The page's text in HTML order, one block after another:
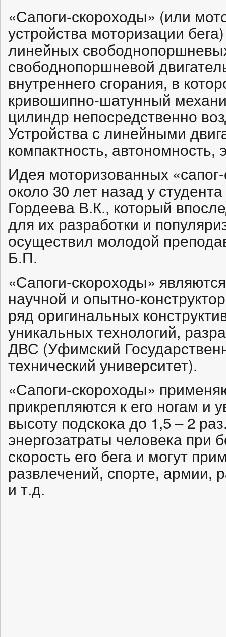
«Сапоги-скороходы» (или
устройства моторизации
линейных
свободнопоршневой
внутреннего сгорания, в
кривошипно-шатунный
цилиндр непосредственно
Устройства с линейными
компактность, автономность,
Идея моторизованных
около 30 лет назад у
Гордеева В.К., который
для их разработки и
осуществил молодой
Б.П.
«Сапоги-скороходы»
научной и опытно-
ряд оригинальных
уникальных технологий,
ДВС (Уфимский
технический университет).
«Сапоги-скороходы»
прикрепляются к его ногам и
высоту подскока до 1,5 – 2
энергозатраты человека при
скорость его бега и могут
развлечений, спорте, армии,
и т.д.